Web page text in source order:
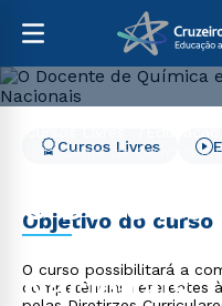
O Docente de Química e
O Docente
as
Nacionais
Cursos Livres
Objetivo do curso
O curso possibilitará a
competências referentes